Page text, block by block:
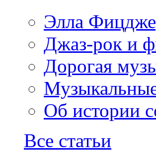
Элла
Джаз-рок и
Дорогая
Об истории
Все статьи